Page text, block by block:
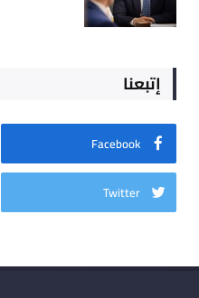
إتبعنا
Facebook
Twitter